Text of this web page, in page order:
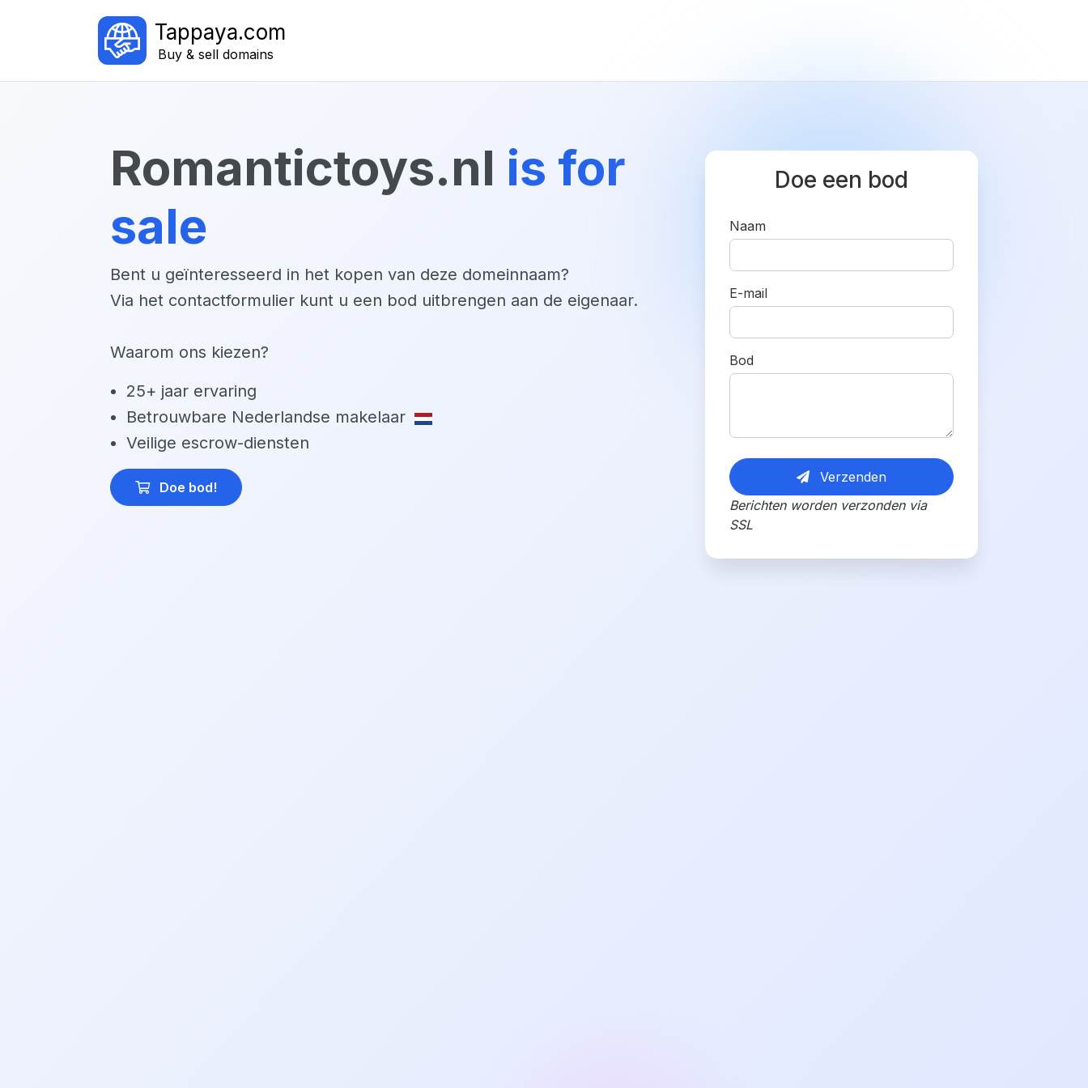
Tappaya.com
Buy & sell domains
romantictoys.nl is for
sale
Bent u geïnteresseerd in het kopen van deze domeinnaam?
Via het contactformulier kunt u een bod uitbrengen aan de eigenaar.
Waarom ons kiezen?
25+ jaar ervaring
Betrouwbare Nederlandse makelaar
Veilige escrow-diensten
Doe bod!
Doe een bod
Naam
E-mail
Bod
Verzenden
Berichten worden verzonden via
SSL